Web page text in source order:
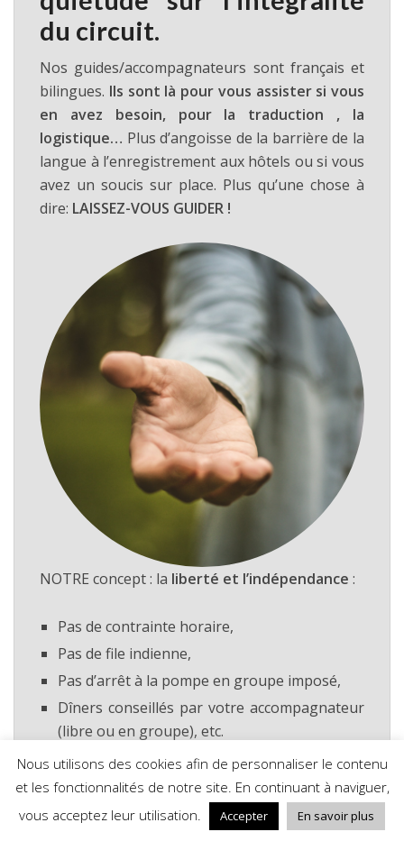
du circuit.
Nos guides/accompagnateurs sont français et
bilingues. Ils sont là pour vous assister si vous
en avez besoin, pour la traduction , la
logistique… Plus d’angoisse de la barrière de la
langue à l’enregistrement aux hôtels ou si vous
avez un soucis sur place. Plus qu’une chose à
dire: LAISSEZ-VOUS GUIDER !
NOTRE concept : la liberté et l’indépendance :
Pas de contrainte horaire,
Pas de file indienne,
Pas d’arrêt à la pompe en groupe imposé,
Dîners conseillés par votre accompagnateur
(libre ou en groupe), etc.
Bref vous faites ce que vous voulez mais en
Nous utilisons des cookies afin de personnaliser le contenu
et les fonctionnalités de notre site. En continuant à naviguer,
vous acceptez leur utilisation.
Accepter En savoir plus